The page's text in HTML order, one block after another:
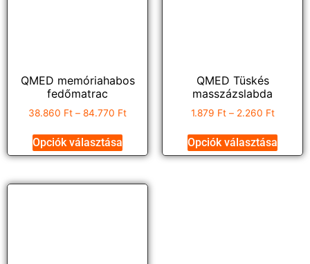
QMED memóriahabos
fedőmatrac
38.860 Ft – 84.770 Ft
Opciók választása
QMED Tüskés
masszázslabda
1.879 Ft – 2.260 Ft
Opciók választása